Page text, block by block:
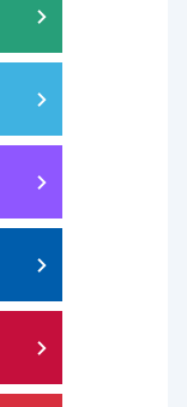
Sciences, Inc.